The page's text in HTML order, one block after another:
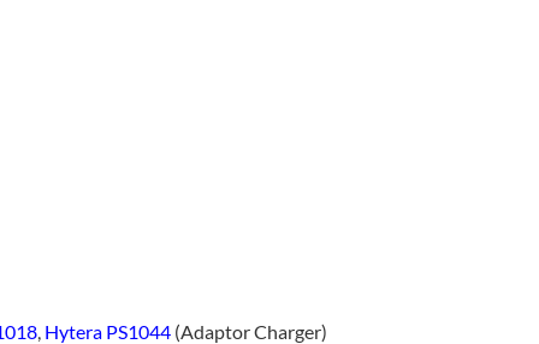
, Hytera PS1044(Adaptor Charger)